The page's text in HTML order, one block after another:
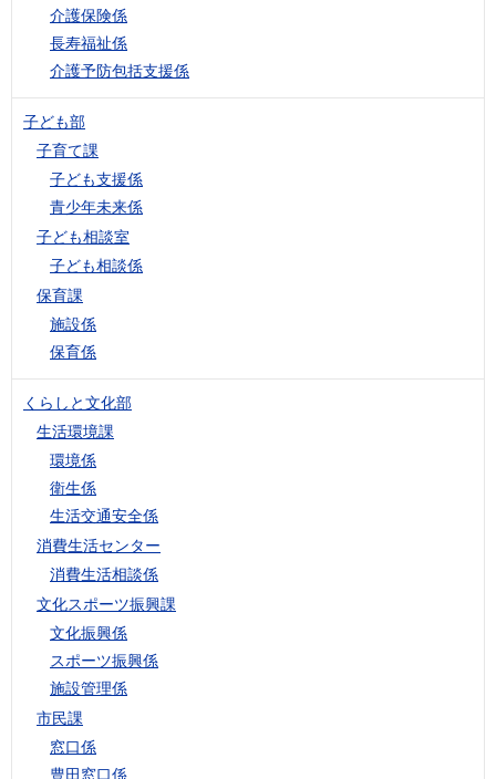
介護保険係
長寿福祉係
介護予防包括支援係
子ども部
子育て課
子ども支援係
青少年未来係
子ども相談室
子ども相談係
保育課
施設係
保育係
くらしと文化部
生活環境課
環境係
衛生係
生活交通安全係
消費生活センター
消費生活相談係
文化スポーツ振興課
文化振興係
スポーツ振興係
施設管理係
市民課
窓口係
豊田窓口係